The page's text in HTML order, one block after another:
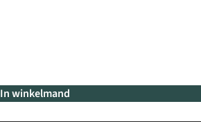
In winkelmand